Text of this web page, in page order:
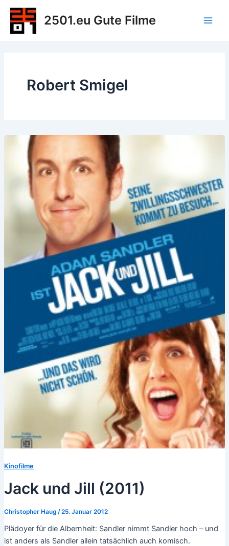
Zum
Inhalt
springen
2501.eu Gute Filme
Robert Smigel
Kinofilme
Jack und Jill (2011)
Christopher Haug /25. Januar 2012
Plädoyer für die Albernheit: Sandler nimmt Sandler hoch – und
ist anders als Sandler allein tatsächlich auch komisch.